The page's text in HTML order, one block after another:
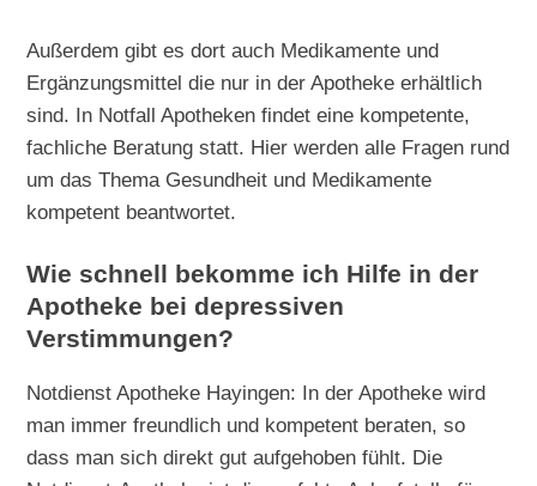
Außerdem gibt es dort auch Medikamente und
Ergänzungsmittel die nur in der Apotheke erhältlich
sind. In Notfall Apotheken findet eine kompetente,
fachliche Beratung statt. Hier werden alle Fragen rund
um das Thema Gesundheit und Medikamente
kompetent beantwortet.
Wie schnell bekomme ich Hilfe in der
Apotheke bei depressiven
Verstimmungen?
Notdienst Apotheke Hayingen: In der Apotheke wird
man immer freundlich und kompetent beraten, so
dass man sich direkt gut aufgehoben fühlt. Die